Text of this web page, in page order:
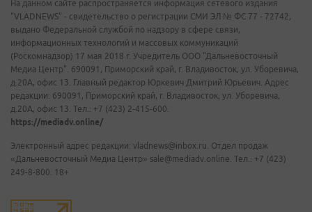
На данном сайте распространяется информация сетевого издания
"VLADNEWS" - свидетельство о регистрации СМИ ЭЛ № ФС 77 - 72742,
выдано Федеральной службой по надзору в сфере связи,
информационных технологий и массовых коммуникаций
(Роскомнадзор) 17 мая 2018 г. Учредитель ООО "Дальневосточный
Медиа Центр". 690091, Приморский край, г. Владивосток, ул. Уборевича,
д.20А, офис 13. Главный редактор Юркевич Дмитрий Юрьевич. Адрес
редакции: 690091, Приморский край, г. Владивосток, ул. Уборевича,
д.20А, офис 13. Тел.: +7 (423) 2-415-600.
https://mediadv.online/
Электронный адрес редакции: vladnews@inbox.ru. Отдел продаж
«Дальневосточный Медиа Центр» sale@mediadv.online. Тел.: +7 (423)
249-8-800. 18+